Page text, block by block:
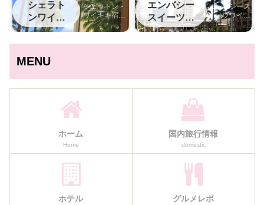
シェラト
ンワイキ
キ
シェラトン・
ワイキキ宿泊
記
エンバシー
スイーツワ
イキキ
エンバシース
イーツワイキ
キ宿泊記
MENU
ホーム
Home
国内旅行情報
domestic
ホテル グルメレポ